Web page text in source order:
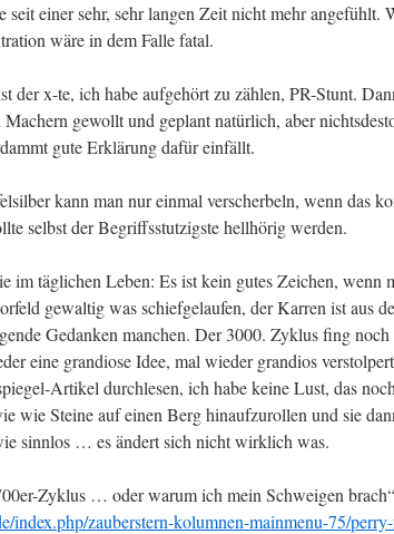
seit einer sehr, sehr langen Zeit nicht mehr angefühlt.
wäre in dem Falle fatal.
der x-te, ich habe aufgehört zu zählen, PR-Stunt.
Machern gewollt und geplant natürlich, aber
gute Erklärung dafür einfällt.
kann man nur einmal verscherbeln, wenn das
selbst der Begriffsstutzigste hellhörig werden.
im täglichen Leben: Es ist kein gutes Zeichen, wenn
gewaltig was schiefgelaufen, der Karren ist aus
Gedanken manchen. Der 3000. Zyklus fing
eine grandiose Idee, mal wieder grandios
Artikel durchlesen, ich habe keine Lust, das
wie Steine auf einen Berg hinaufzurollen und sie
sinnlos … es ändert sich nicht wirklich was.
Zyklus … oder warum ich mein Schweigen
index.php/zauberstern-kolumnen-mainmenu-75/